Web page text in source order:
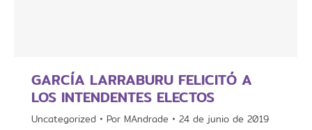
GARCÍA LARRABURU FELICITÓ A
LOS INTENDENTES ELECTOS
Uncategorized Por MAndrade 24 de junio de 2019